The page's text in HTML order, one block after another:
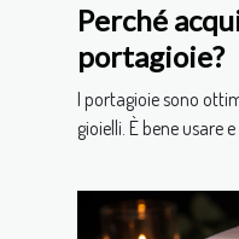
Perché
portagioie?
I portagioie sono
gioielli. È bene usare e